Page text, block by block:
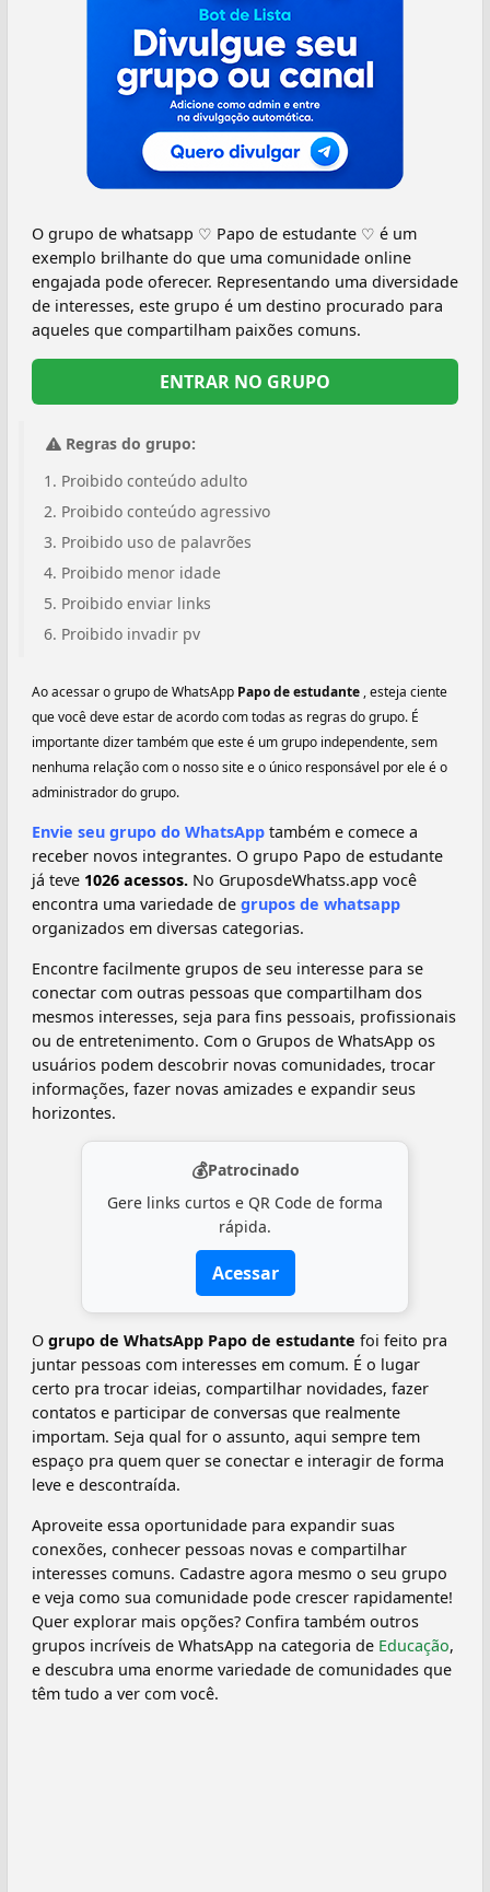
O grupo de whatsapp ♡ Papo de estudante ♡ é um
exemplo brilhante do que uma comunidade online
engajada pode oferecer. Representando uma diversidade
de interesses, este grupo é um destino procurado para
aqueles que compartilham paixões comuns.
ENTRAR NO GRUPO
Regras do grupo:
Proibido conteúdo adulto
Proibido conteúdo agressivo
Proibido uso de palavrões
Proibido menor idade
Proibido enviar links
Proibido invadir pv
Ao acessar o grupo de WhatsApp Papo de estudante , esteja ciente
que você deve estar de acordo com todas as regras do grupo. É
importante dizer também que este é um grupo independente, sem
nenhuma relação com o nosso site e o único responsável por ele é o
administrador do grupo.
Envie seu grupo do WhatsApp também e comece a
receber novos integrantes. O grupo Papo de estudante
já teve 1026 acessos. No GruposdeWhatss.app você
encontra uma variedade de grupos de whatsapp
organizados em diversas categorias.
Encontre facilmente grupos de seu interesse para se
conectar com outras pessoas que compartilham dos
mesmos interesses, seja para fins pessoais, profissionais
ou de entretenimento. Com o Grupos de WhatsApp os
usuários podem descobrir novas comunidades, trocar
informações, fazer novas amizades e expandir seus
horizontes.
💰Patrocinado
Gere links curtos e QR Code de forma
rápida.
Acessar
O grupo de WhatsApp Papo de estudante foi feito pra
juntar pessoas com interesses em comum. É o lugar
certo pra trocar ideias, compartilhar novidades, fazer
contatos e participar de conversas que realmente
importam. Seja qual for o assunto, aqui sempre tem
espaço pra quem quer se conectar e interagir de forma
leve e descontraída.
Aproveite essa oportunidade para expandir suas
conexões, conhecer pessoas novas e compartilhar
interesses comuns. Cadastre agora mesmo o seu grupo
e veja como sua comunidade pode crescer rapidamente!
Quer explorar mais opções? Confira também outros
grupos incríveis de WhatsApp na categoria de Educação,
e descubra uma enorme variedade de comunidades que
têm tudo a ver com você.